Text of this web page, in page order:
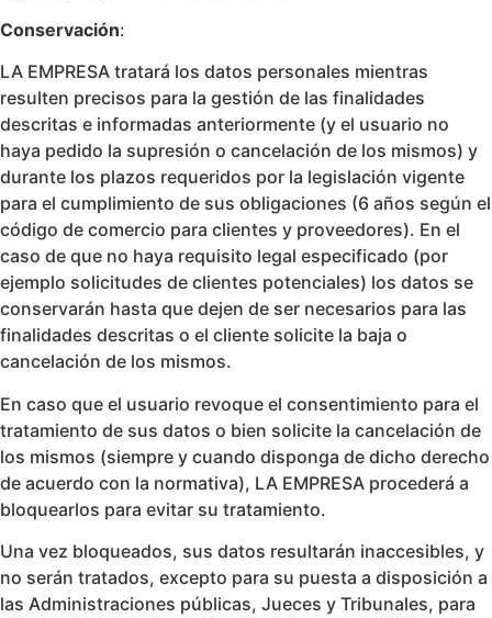
Conservación:
LA EMPRESA tratará los datos personales mientras
resulten precisos para la gestión de las finalidades
descritas e informadas anteriormente (y el usuario no
haya pedido la supresión o cancelación de los mismos) y
durante los plazos requeridos por la legislación vigente
para el cumplimiento de sus obligaciones (6 años según el
código de comercio para clientes y proveedores). En el
caso de que no haya requisito legal especificado (por
ejemplo solicitudes de clientes potenciales) los datos se
conservarán hasta que dejen de ser necesarios para las
finalidades descritas o el cliente solicite la baja o
cancelación de los mismos.
En caso que el usuario revoque el consentimiento para el
tratamiento de sus datos o bien solicite la cancelación de
los mismos (siempre y cuando disponga de dicho derecho
de acuerdo con la normativa), LA EMPRESA procederá a
bloquearlos para evitar su tratamiento.
Una vez bloqueados, sus datos resultarán inaccesibles, y
no serán tratados, excepto para su puesta a disposición a
las Administraciones públicas, Jueces y Tribunales, para